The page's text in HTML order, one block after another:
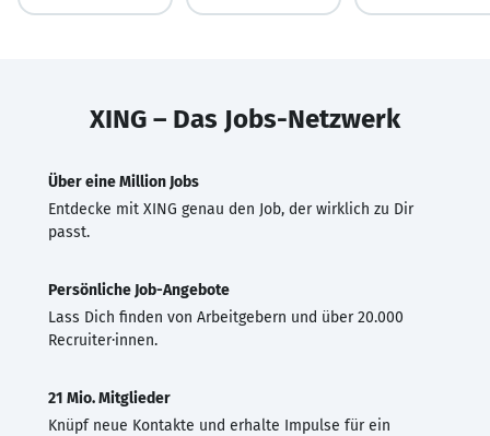
XING – Das Jobs-Netzwerk
Über eine Million Jobs
Entdecke mit XING genau den Job, der wirklich zu Dir
passt.
Persönliche Job-Angebote
Lass Dich finden von Arbeitgebern und über 20.000
Recruiter·innen.
21 Mio. Mitglieder
Knüpf neue Kontakte und erhalte Impulse für ein